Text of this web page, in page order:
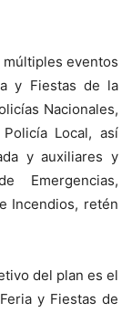
eventos
y Fiestas de la
Nacionales,
Local, así
y auxiliares y
Emergencias,
Incendios, retén
del plan es el
y Fiestas de